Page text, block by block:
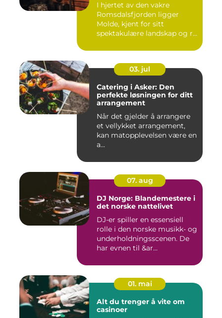
I hjertet av den vakre
Romsdalsfjorden ligger
Molde, kjent for sitt
spektakulære landskap og r...
03. jul
Catering i Asker: Den
perfekte løsningen for ditt
arrangement
Når det gjelder å arrangere
et vellykket arrangement,
kan matopplevelsen være en
a...
07. aug
DJ Norge: Blandemestere i
det norske nattelivet
DJ-er spiller en essensiell
rolle i den norske musikk- og
underholdningsscenen. De
har evnen til &ar...
01. mai
Alt du trenger å vite om
casinoer